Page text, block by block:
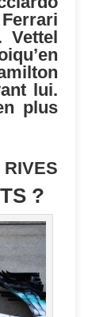
Vettel
lui.
plus
?